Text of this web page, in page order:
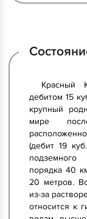
Красный
дебитом 15
крупный
мире
(дебит 19
порядка 40
20 метров.
из-за
относится к